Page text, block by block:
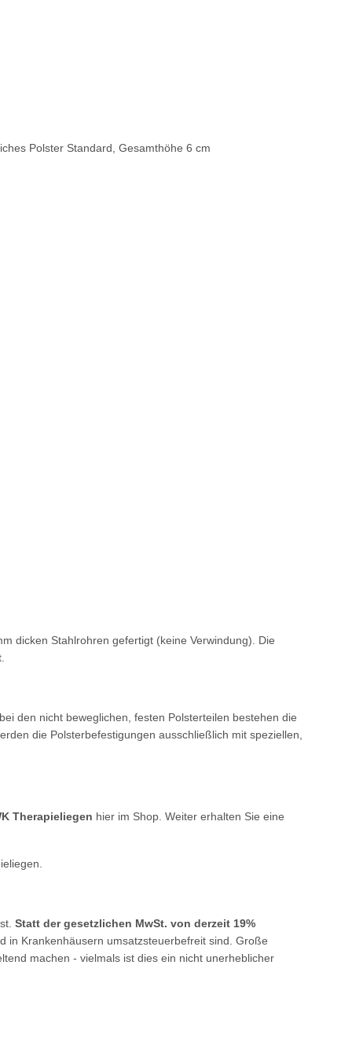
Polster Standard, Gesamthöhe 6 cm
dicken Stahlrohren gefertigt (keine Verwindung). Die
den nicht beweglichen, festen Polsterteilen bestehen die
die Polsterbefestigungen ausschließlich mit speziellen,
Therapieliegen hier im Shop. Weiter erhalten Sie eine
Statt der gesetzlichen MwSt. von derzeit 19%
in Krankenhäusern umsatzsteuerbefreit sind. Große
machen - vielmals ist dies ein nicht unerheblicher